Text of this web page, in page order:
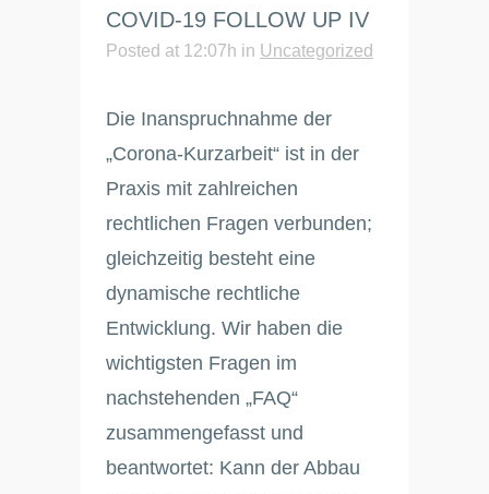
COVID-19 FOLLOW UP IV
Posted at 12:07h in Uncategorized
Die Inanspruchnahme der
„Corona-Kurzarbeit“ ist in der
Praxis mit zahlreichen
rechtlichen Fragen verbunden;
gleichzeitig besteht eine
dynamische rechtliche
Entwicklung. Wir haben die
wichtigsten Fragen im
nachstehenden „FAQ“
zusammengefasst und
beantwortet: Kann der Abbau